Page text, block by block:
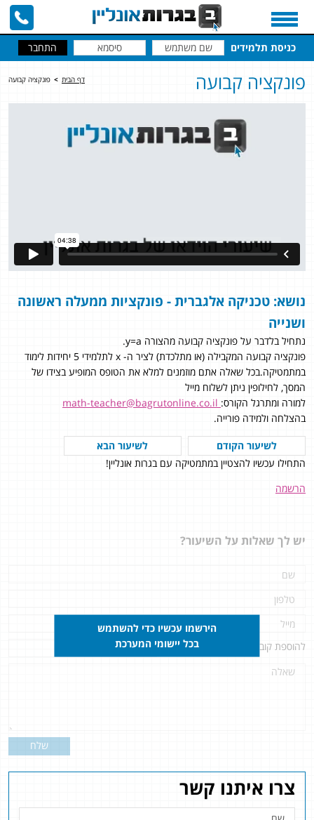
כניסת תלמידים
צרו איתנו קשר
דף הבית > פונקציה קבועה פונקציה קבועה
נושא: טכניקה אלגברית - פונקציות ממעלה ראשונה
ושנייה
נתחיל בלדבר על פונקציה קבועה מהצורה y=a.
פונקציה קבועה המקבילה (או מתלכדת) לציר ה- x לתלמידי 5 יחידות לימוד
במתמטיקה.בכל שאלה אתם מוזמנים למלא את הטופס המופיע בצידו של
המסך, לחילופין ניתן לשלוח מייל
למורה ומתרגל הקורס:
בהצלחה ולמידה פורייה.
לשיעור הקודם
לשיעור הבא
התחילו עכשיו להצטיין במתמטיקה עם בגרות אונליין!
הרשמה
יש לך שאלות על השיעור?
להוספת קובץ
שלח
הירשמו עכשיו כדי להשתמש
בכל יישומי המערכת